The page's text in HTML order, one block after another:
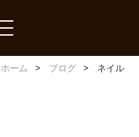
toggle
ホーム ブログ ネイル